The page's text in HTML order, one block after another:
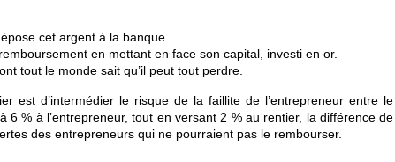
cet argent à la banque
en mettant en face son capital, investi en or.
tout le monde sait qu’il peut tout perdre.
est d’intermédier le risque de la faillite de l’entrepreneur entre le
6 % à l’entrepreneur, tout en versant 2 % au rentier, la différence de
des entrepreneurs qui ne pourraient pas le rembourser.